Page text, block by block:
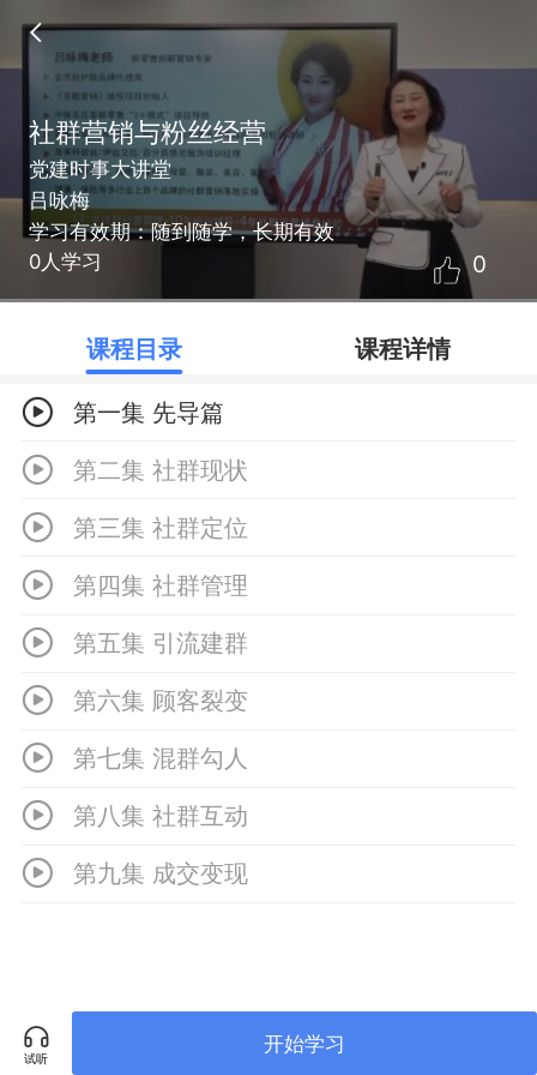
社群营销与粉丝经营
党建时事大讲堂
吕咏梅
学习有效期：随到随学，长期有效
0人学习
0
课程目录 课程详情
第一集 先导篇
第二集 社群现状
第三集 社群定位
第四集 社群管理
第五集 引流建群
第六集 顾客裂变
第七集 混群勾人
第八集 社群互动
第九集 成交变现
试听
开始学习